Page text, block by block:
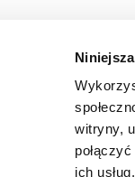
witryny,
ich usług.